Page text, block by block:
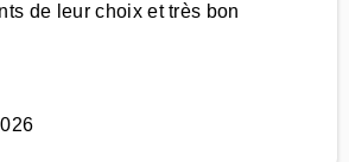
de leur choix et très bon